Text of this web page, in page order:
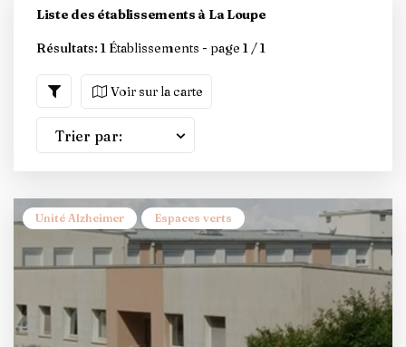
Liste des établissements à La Loupe
Résultats: 1 Établissements - page 1 / 1
Voir sur la carte
Trier par:
Unité Alzheimer Espaces verts